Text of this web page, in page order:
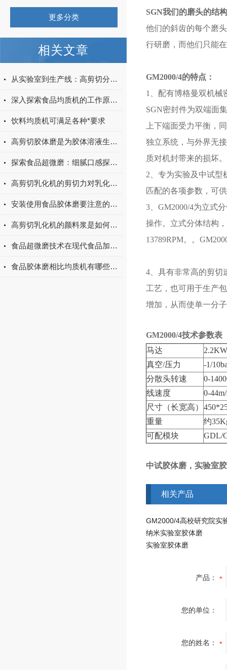
更多分类
相关文章
从实验室到生产线：高剪切分散机的高效转化路径
深入探索食品均质机的工作原理与应用价值
饮料均质机可满足各种*要求
高剪切胶体磨是为胶体溶液生产所设计的
探索食品超微磨：细腻口感探索健康饮食潮流
高剪切乳化机的剪切力对乳化效果有哪些影响
安装使用食品胶体磨要注意的事项有哪些
高剪切乳化机的颜料浆是如何运动的？
食品超微磨技术在现代食品加工中的应用与展望
食品胶体磨相比均质机有哪些优势？
SGN我们的磨头的结
他们的斜齿的每个磨
行研磨，而他们只能
GM2000/4的特点：
1、配有博格曼双机械
SGN密封件为双端面
上下端面受力平衡，
独立系统，与外界无
质对机封带来的损坏。
2、专为实验及中试型
匹配的各项参数，可
3、GM2000/4为立式
操作。立式分体结构
13789RPM。。
4、具有非常高的剪切
工艺，也可用于生产
增加，从而使单一分
GM2000/4技术参数表
马达
真空/压力
-1/
分散头转速
0-
线速度
0-
尺寸（长宽高）
重量
约
可配模块
GDL/
中试胶体磨，实验室
相关产品
纳米实验室胶体磨
实验室胶体磨
产品：
您的单位：
您的姓名：